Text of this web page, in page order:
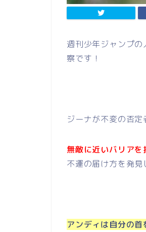
週刊少年ジャンプの
察です！
ジーナが不変の否定
無敵に近いバリアを
不運の届け方を発見
アンディは自分の